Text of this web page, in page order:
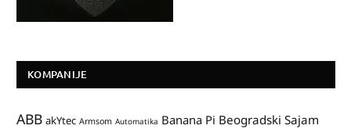
KOMPANIJE
ABB akYtec Armsom Automatika Banana Pi Beogradski Sajam